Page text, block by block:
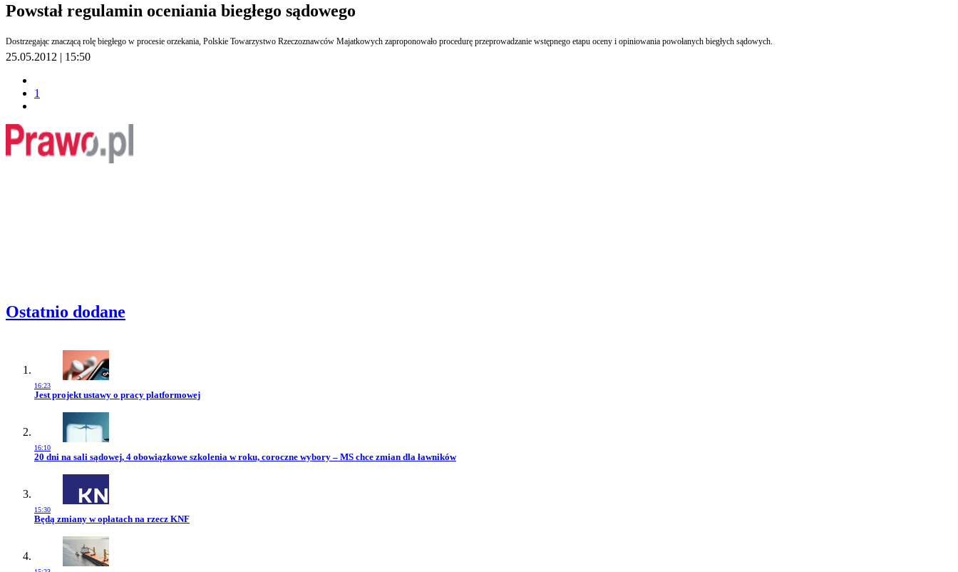
Powstał regulamin oceniania biegłego sądowego
Dostrzegając znaczącą rolę biegłego w procesie orzekania, Polskie Towarzystwo Rzeczoznawców Majatkowych zaproponowało procedurę przeprowadzanie wstępnego etapu oceny i opiniowania powołanych biegłych sądowych.
25.05.2012 | 15:50
1
Ostatnio dodane
16:23
Przejdź do artykułu:
Jest projekt ustawy o pracy platformowej
16:10
Przejdź do artykułu:
20 dni na sali sądowej, 4 obowiązkowe szkolenia w roku, coroczne wybory – MS chce zmian dla ławników
15:30
Przejdź do artykułu:
Będą zmiany w opłatach na rzecz KNF